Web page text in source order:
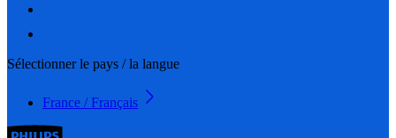
Sélectionner le pays / la langue
France / Français